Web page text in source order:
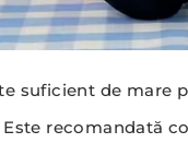
suficient de
recomandată